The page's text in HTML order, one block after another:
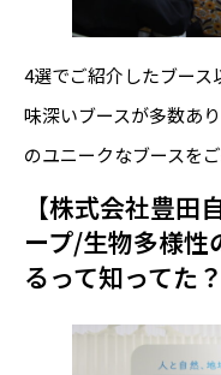
4選でご紹介したブー
味深いブースが多数あ
のユニークなブースを
【株式会社豊田
ープ/生物多様性
るって知ってた？